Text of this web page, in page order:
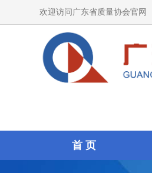
欢迎访问广东省质量协会官网
首 页